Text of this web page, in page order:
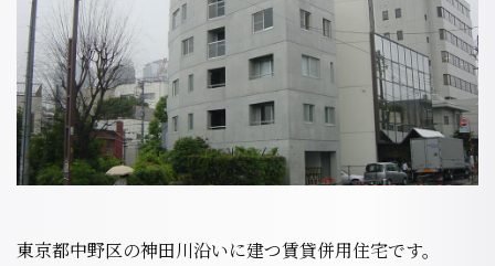
東京都中野区の神田川沿いに建つ賃貸併用住宅です。